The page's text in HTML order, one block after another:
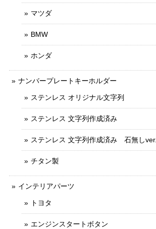
マツダ
BMW
ホンダ
ナンバープレートキーホルダー
ステンレス オリジナル文字列
ステンレス 文字列作成済み
ステンレス 文字列作成済み 石無しver.
チタン製
インテリアパーツ
トヨタ
エンジンスタートボタン